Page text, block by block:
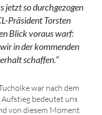
jetzt so durchgezogen
Präsident Torsten
Blick voraus warf:
in der kommenden
schaffen.“
war nach dem
bedeutet uns
von diesem Moment